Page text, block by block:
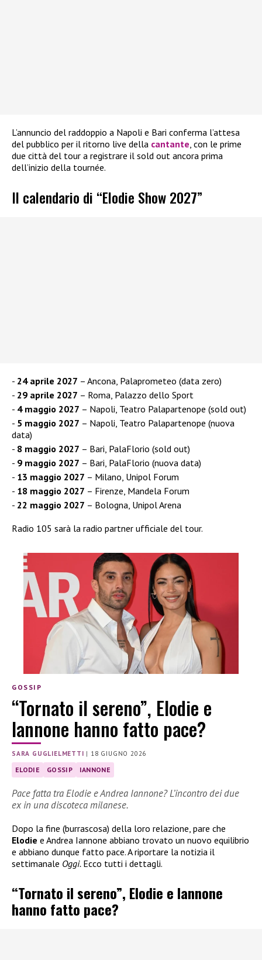
L’annuncio del raddoppio a Napoli e Bari conferma l’attesa
del pubblico per il ritorno live della cantante, con le prime
due città del tour a registrare il sold out ancora prima
dell’inizio della tournée.
Il calendario di “Elodie Show 2027”
24 aprile 2027 – Ancona, Palaprometeo (data zero)
29 aprile 2027 – Roma, Palazzo dello Sport
4 maggio 2027 – Napoli, Teatro Palapartenope (sold out)
5 maggio 2027 – Napoli, Teatro Palapartenope (nuova
data)
8 maggio 2027 – Bari, PalaFlorio (sold out)
9 maggio 2027 – Bari, PalaFlorio (nuova data)
13 maggio 2027 – Milano, Unipol Forum
18 maggio 2027 – Firenze, Mandela Forum
22 maggio 2027 – Bologna, Unipol Arena
Radio 105 sarà la radio partner ufficiale del tour.
GOSSIP
“Tornato il sereno”, Elodie e
Iannone hanno fatto pace?
SARA GUGLIELMETTI | 18 GIUGNO 2026
ELODIE GOSSIP IANNONE
Pace fatta tra Elodie e Andrea Iannone? L’incontro dei due
ex in una discoteca milanese.
Dopo la fine (burrascosa) della loro relazione, pare che
Elodie e Andrea Iannone abbiano trovato un nuovo equilibrio
e abbiano dunque fatto pace. A riportare la notizia il
settimanale Oggi. Ecco tutti i dettagli.
“Tornato il sereno”, Elodie e Iannone
hanno fatto pace?